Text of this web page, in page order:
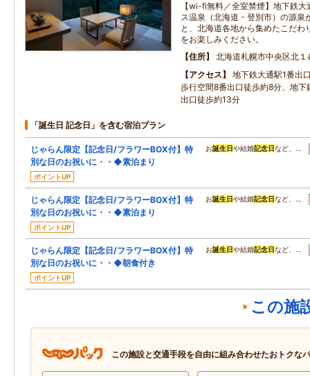
【wi-fi無料／全室禁煙】地下鉄
ス温泉（北海道・登別市）の源泉
と、北海道各地から集めたこだわ
をお楽しみください。
住所
北海道札幌市中央区北１
アクセス
地下鉄大通駅1番出
歩行空間8番出口徒歩約8分、地下
出口徒歩約13分
「誕生日 記念日」を含む宿泊プラン
じゃらん限定【記念日/フラワーBOX付】特
別な日のお祝いに・・◆素泊まり
ポイントUP
お誕生日や結婚記念日など、…
じゃらん限定【記念日/フラワーBOX付】特
別な日のお祝いに・・◆素泊まり
ポイントUP
お誕生日や結婚記念日など、…
じゃらん限定【記念日/フラワーBOX付】特
別な日のお祝いに・・◆朝食付き
ポイントUP
お誕生日や結婚記念日など、…
この施
この施設と交通手段を自由に組み合わせたおトクな